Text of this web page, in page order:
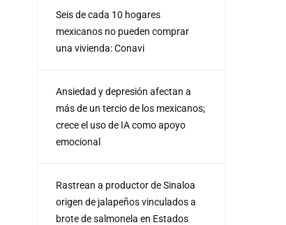
Seis de cada 10 hogares
mexicanos no pueden comprar
una vivienda: Conavi
Ansiedad y depresión afectan a
más de un tercio de los mexicanos;
crece el uso de IA como apoyo
emocional
Rastrean a productor de Sinaloa
origen de jalapeños vinculados a
brote de salmonela en Estados